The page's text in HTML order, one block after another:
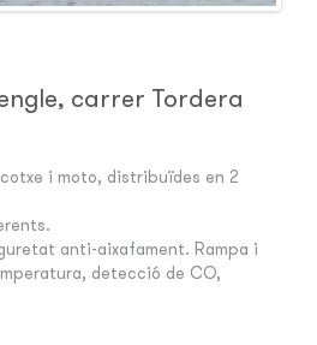
carrer Tordera
i moto, distribuïdes en 2
anti-aixafament. Rampa i
detecció de CO,